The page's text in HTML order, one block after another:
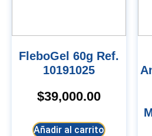
FleboGel 60g Ref.
10191025
$39,000.00
Añadir al carrito